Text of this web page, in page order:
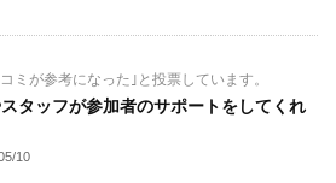
ミが参考になった｣と投票しています。
タッフが参加者のサポートをしてくれ
10